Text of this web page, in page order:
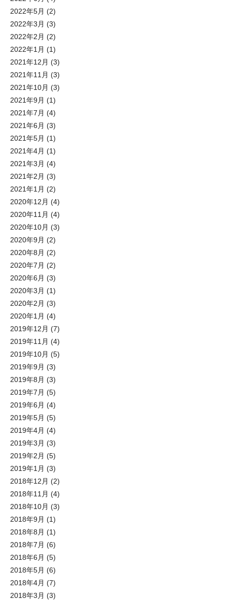
2022年5月 (2)
2022年3月 (3)
2022年2月 (2)
2022年1月 (1)
2021年12月 (3)
2021年11月 (3)
2021年10月 (3)
2021年9月 (1)
2021年7月 (4)
2021年6月 (3)
2021年5月 (1)
2021年4月 (1)
2021年3月 (4)
2021年2月 (3)
2021年1月 (2)
2020年12月 (4)
2020年11月 (4)
2020年10月 (3)
2020年9月 (2)
2020年8月 (2)
2020年7月 (2)
2020年6月 (3)
2020年3月 (1)
2020年2月 (3)
2020年1月 (4)
2019年12月 (7)
2019年11月 (4)
2019年10月 (5)
2019年9月 (3)
2019年8月 (3)
2019年7月 (5)
2019年6月 (4)
2019年5月 (5)
2019年4月 (4)
2019年3月 (3)
2019年2月 (5)
2019年1月 (3)
2018年12月 (2)
2018年11月 (4)
2018年10月 (3)
2018年9月 (1)
2018年8月 (1)
2018年7月 (6)
2018年6月 (5)
2018年5月 (6)
2018年4月 (7)
2018年3月 (3)